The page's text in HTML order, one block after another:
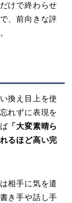
けで終わらせ
、前向きな評
換え目上を使
れずに表現を
「大変素晴ら
るほど高い完
相手に気を遣
き手や話し手